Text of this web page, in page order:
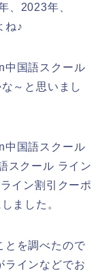
、2023年、
ね♪
中国語スクール
～と思いまし
中国語スクール
スクール ライン
イン割引クーポ
ました。
とを調べたので
インなどでお